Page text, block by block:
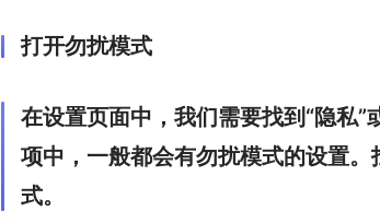
打开勿扰模式
在设置页面中，我们需要找到“隐私
项中，一般都会有勿扰模式的设置
式。